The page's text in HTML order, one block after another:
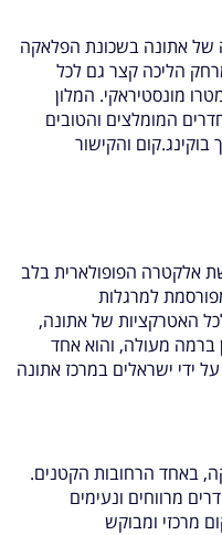
בלב ליבה של אתונה בשכונת הפלאקה
הליכה קצר גם לכל
מונסטיראקי. המלון
המומלצים והטובים
בוקינג.קום והקישור
נוסף מרשת אלקטרה הפופולארית בלב
למרגלות
האטרקציות של אתונה,
ברמה מעולה, והוא אחד
על ידי ישראלים במרכז אתונה
באחד הרחובות הקטנים.
מרווחים ונעימים
מרכזי ומבוקש